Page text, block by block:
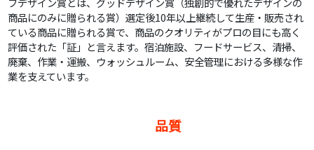
商品にのみに贈られる賞）選定後10年以上継続して生産・販売され
ている商品に贈られる賞で、商品のクオリティがプロの目にも高く
評価された「証」と言えます。宿泊施設、フードサービス、清掃、
廃棄、作業・運搬、ウォッシュルーム、安全管理における多様な作
業を支えています。
品質